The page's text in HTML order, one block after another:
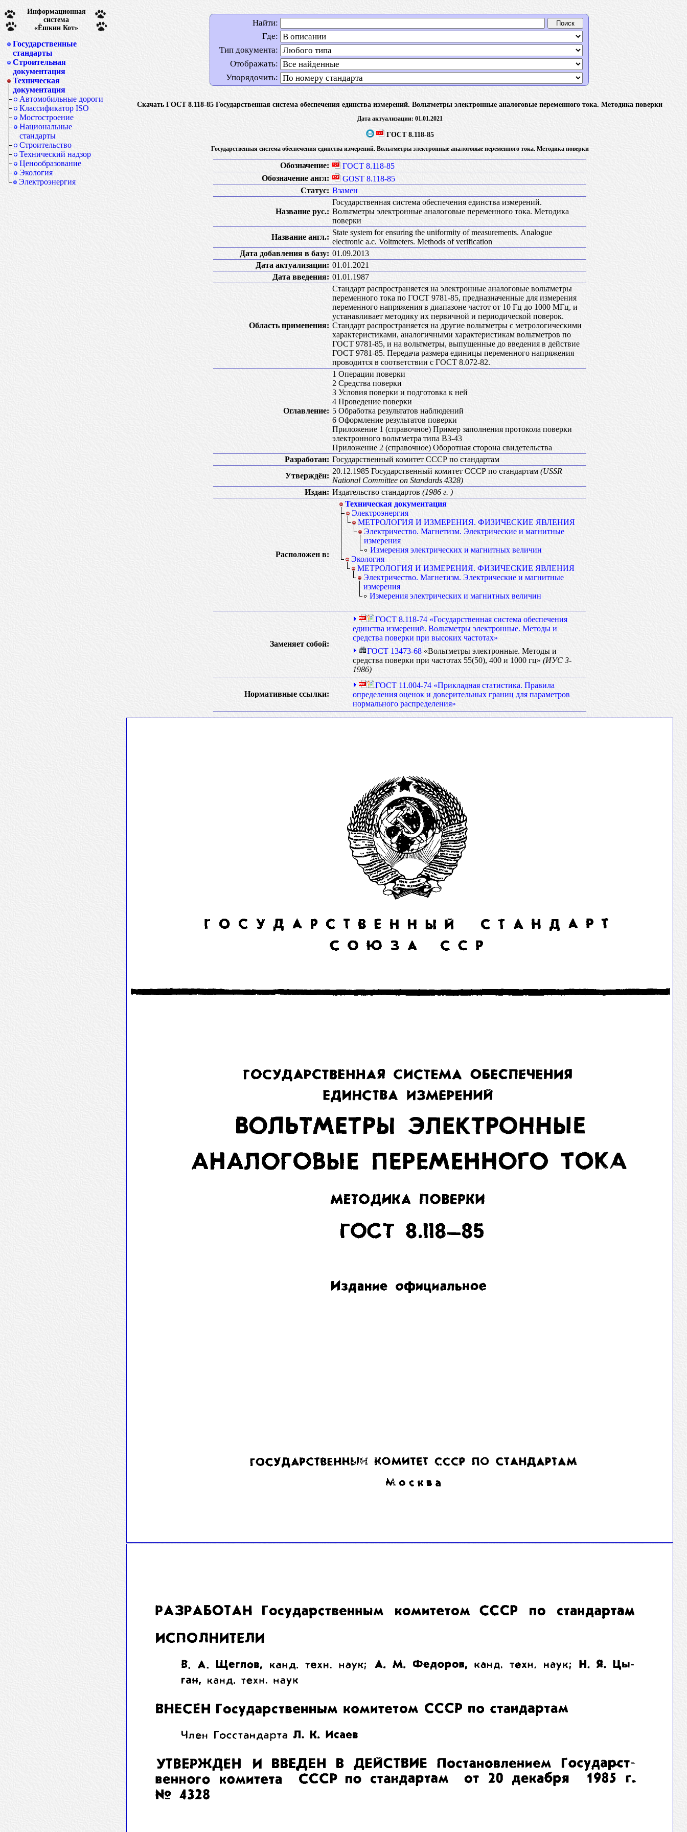
Информационная
система
«Ёшкин Кот»
Государственные
стандарты
Строительная
документация
Техническая
документация
Автомобильные дороги
Классификатор ISO
Мостостроение
Национальные
стандарты
Строительство
Технический надзор
Ценообразование
Экология
Электроэнергия
Найти:
Где:
Тип документа:
Отображать:
Упорядочить:
Скачать ГОСТ 8.118-85 Государственная система обеспечения единства измерений. Вольтметры электронные аналоговые переменного тока. Методика поверки
Дата актуализации: 01.01.2021
ГОСТ 8.118-85
Государственная система обеспечения единства измерений. Вольтметры электронные аналоговые переменного тока. Методика поверки
Обозначение:
ГОСТ 8.118-85
Обозначение англ:
GOST 8.118-85
Статус: Взамен
Название рус.:
Государственная система обеспечения единства измерений.
Вольтметры электронные аналоговые переменного тока. Методика
поверки
Название англ.:
State system for ensuring the uniformity of measurements. Analogue
electronic a.c. Voltmeters. Methods of verification
Дата добавления в базу: 01.09.2013
Дата актуализации: 01.01.2021
Дата введения: 01.01.1987
Область применения:
Стандарт распространяется на электронные аналоговые вольтметры
переменного тока по ГОСТ 9781-85, предназначенные для измерения
переменного напряжения в диапазоне частот от 10 Гц до 1000 МГц, и
устанавливает методику их первичной и периодической поверок.
Стандарт распространяется на другие вольтметры с метрологическими
характеристиками, аналогичными характеристикам вольтметров по
ГОСТ 9781-85, и на вольтметры, выпущенные до введения в действие
ГОСТ 9781-85. Передача размера единицы переменного напряжения
проводится в соответствии с ГОСТ 8.072-82.
Оглавление:
1 Операции поверки
2 Средства поверки
3 Условия поверки и подготовка к ней
4 Проведение поверки
5 Обработка результатов наблюдений
6 Оформление результатов поверки
Приложение 1 (справочное) Пример заполнения протокола поверки
электронного вольтметра типа В3-43
Приложение 2 (справочное) Оборотная сторона свидетельства
Разработан: Государственный комитет СССР по стандартам
Утверждён:
20.12.1985 Государственный комитет СССР по стандартам (USSR
National Committee on Standards 4328)
Издан: Издательство стандартов (1986 г. )
Расположен в:
Техническая документация
Электроэнергия
МЕТРОЛОГИЯ И ИЗМЕРЕНИЯ. ФИЗИЧЕСКИЕ ЯВЛЕНИЯ
Электричество. Магнетизм. Электрические и магнитные
измерения
Измерения электрических и магнитных величин
Экология
МЕТРОЛОГИЯ И ИЗМЕРЕНИЯ. ФИЗИЧЕСКИЕ ЯВЛЕНИЯ
Электричество. Магнетизм. Электрические и магнитные
измерения
Измерения электрических и магнитных величин
Заменяет собой:
ГОСТ 8.118-74 «Государственная система обеспечения
единства измерений. Вольтметры электронные. Методы и
средства поверки при высоких частотах»
ГОСТ 13473-68 «Вольтметры электронные. Методы и
средства поверки при частотах 55(50), 400 и 1000 гц» (ИУС 3-
1986)
Нормативные ссылки:
ГОСТ 11.004-74 «Прикладная статистика. Правила
определения оценок и доверительных границ для параметров
нормального распределения»